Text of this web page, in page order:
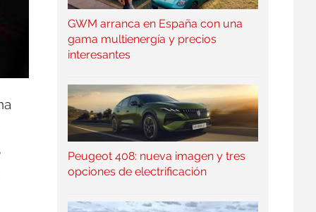
GWM arranca en España con una
gama multienergía y precios
interesantes
Peugeot 408: nueva imagen y tres
opciones de electrificación